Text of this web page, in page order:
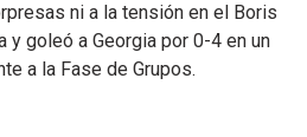
ni a la tensión en el Boris
y goleó a Georgia por 0-4 en un
a la Fase de Grupos.